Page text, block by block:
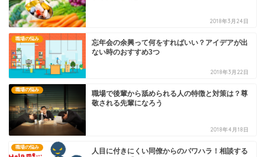
2018年3月24日
職場の悩み
忘年会の余興って何をすればいい？アイデアが出
ない時のおすすめ3つ
2018年3月22日
職場の悩み
職場で後輩から舐められる人の特徴と対策は？尊
敬される先輩になろう
2018年4月18日
職場の悩み
人目に付きにくい同僚からのパワハラ！相談する